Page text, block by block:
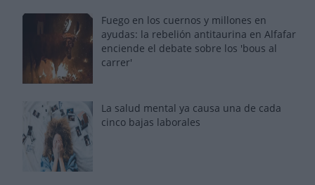
Fuego en los cuernos y millones en
ayudas: la rebelión antitaurina en Alfafar
enciende el debate sobre los 'bous al
carrer'
La salud mental ya causa una de cada
cinco bajas laborales